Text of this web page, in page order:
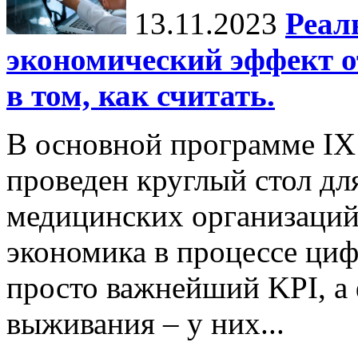
13.11.2023
экономический эффект
в том, как считать.
В основной программе
проведен круглый стол
медицинских
экономика в процессе
просто важнейший KPI, а
выживания – у них...